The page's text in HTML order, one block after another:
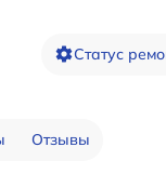
Статус
Отзывы